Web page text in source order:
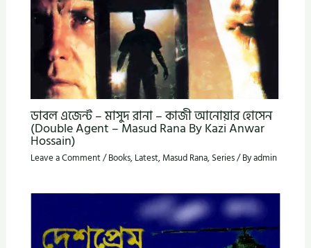
ডাবল এজেন্ট – মাসুদ রানা – কাজী আনোয়ার হোসেন
(Double Agent – Masud Rana By Kazi Anwar
Hossain)
Leave a Comment/Books, Latest, Masud Rana, Series/ Byadmin